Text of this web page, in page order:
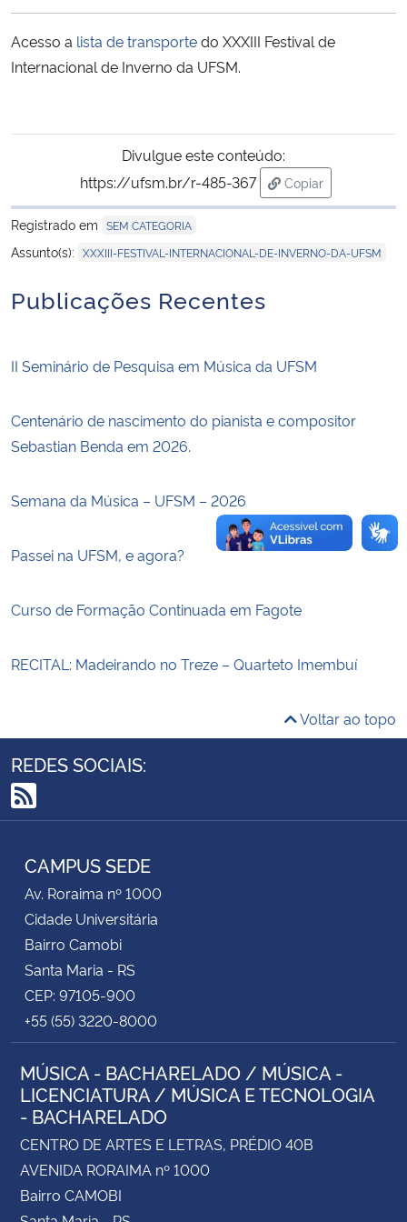
Ministério da Cidadania
Ministério da Saúde
Ministério da Ciência, Tecnologia, Inovações e Comunicações
Ministério do Meio Ambiente
Ministério do Turismo
Ministério do Desenvolvimento Regional
Secretaria-Geral
Secretaria de Governo
Acesso a lista de transportedo XXXIII Festival de
Internacional de Inverno da UFSM.
Divulgue este conteúdo:
https://ufsm.br/r-485-367
Copiar
para área de
Registrado em SEM CATEGORIA
Assunto(s): XXXIII-FESTIVAL-INTERNACIONAL-DE-INVERNO-DA-UFSM
Publicações Recentes
II Seminário de Pesquisa em Música da UFSM
Centenário de nascimento do pianista e compositor
Sebastian Benda em 2026.
Semana da Música – UFSM – 2026
Passei na UFSM, e agora?
Curso de Formação Continuada em Fagote
RECITAL: Madeirando no Treze – Quarteto Imembuí
Voltar ao topo
REDES SOCIAIS:
RSS
CAMPUS SEDE
Av. Roraima nº 1000
Cidade Universitária
Bairro Camobi
Santa Maria - RS
CEP: 97105-900
+55 (55) 3220-8000
MÚSICA - BACHARELADO / MÚSICA -
LICENCIATURA / MÚSICA E TECNOLOGIA
- BACHARELADO
CENTRO DE ARTES E LETRAS, PRÉDIO 40B
AVENIDA RORAIMA nº 1000
Bairro CAMOBI